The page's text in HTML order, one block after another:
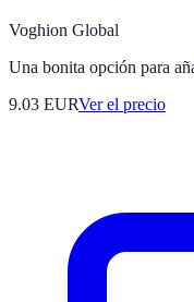
Voghion Global
Una bonita opción para
9.03 EURVer el precio